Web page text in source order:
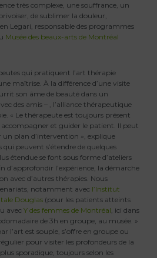
très complexe, une souffrance, un
de sublimer la douleur,
Legari, responsable des programmes
Musée des beaux-arts de Montréal
qui pratiquent l’art thérapie
maîtrise. À la différence d’une visite
son âme de beauté dans un
des amis – , l’alliance thérapeutique
« Le thérapeute est toujours présent
et guider le patient. Il peut
un plan d’intervention », explique
qui peuvent s’étendre de quelques
étendue se font sous forme d’ateliers
d’approfondir l’expérience, la démarche
avec d’autres thérapies. Nous
notamment avec l’Institut
Douglas (pour les patients atteints
avec Y des femmes de Montréal, ici dans
de 3h en groupe, au musée. »
l’art est souple, s’offre en groupe ou
pour visiter les profondeurs de la
sporadique, toujours selon les